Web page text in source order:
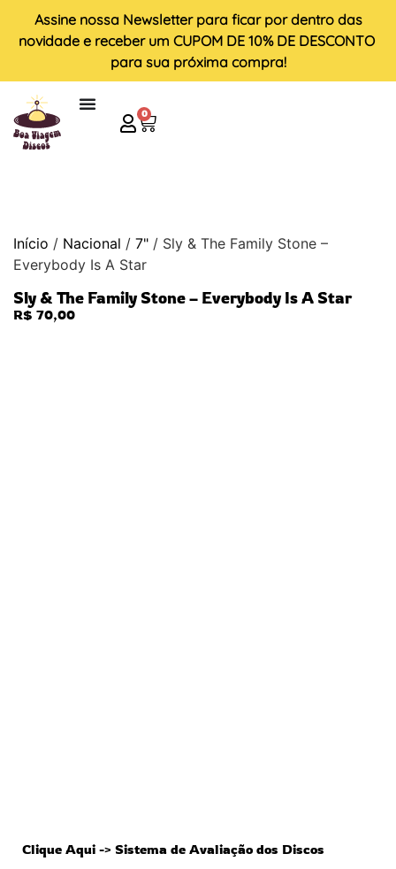
Assine nossa Newsletter para ficar por dentro das
novidade e receber um CUPOM DE 10% DE DESCONTO
para sua próxima compra!
0
Início / Nacional / 7" / Sly & The Family Stone –
Everybody Is A Star
Sly & The Family Stone – Everybody Is A Star
R$ 70,00
Clique Aqui -> Sistema de Avaliação dos Discos